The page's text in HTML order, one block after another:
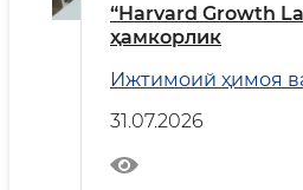
“Harvard Growth
ҳамкорлик
Ижтимоий ҳимоя
31.07.2026